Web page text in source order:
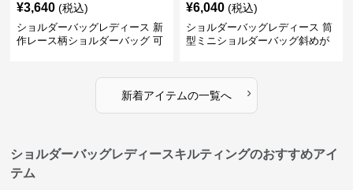
¥3,640 (税込)
ショルダーバッグレディース 新
作レース柄ショルダーバッグ 可
¥6,040 (税込)
ショルダーバッグレディース 筒
型ミニショルダーバッグ斜めが
新着アイテムの一覧へ ›
ショルダーバッグレディースキルティングのおすすめアイ
テム